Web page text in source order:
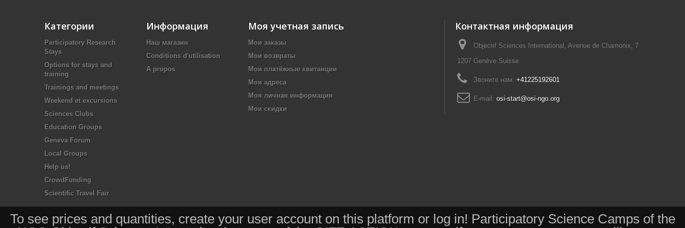
To see prices and quantities, create your user account on this platform or log in! Participatory Science Camps of the
Категории
Participatory Research
Stays
Options for stays and
training
Trainings and meetings
Weekend et excursions
Sciences Clubs
Education Groups
Geneva Forum
Local Groups
Help us!
CrowdFunding
Scientific Travel Fair
Информация
Наш магазин
Conditions d'utilisation
A propos
Моя учетная запись
Мои заказы
Мои возвраты
Мои платёжные квитанции
Мои адреса
Моя личная информация
Мои скидки
Контактная информация
Objectif Sciences International, Avenue de Chamonix, 7
1207 Genève Suisse
Звоните нам: +41225192601
E-mail: osi-start@osi-ngo.org